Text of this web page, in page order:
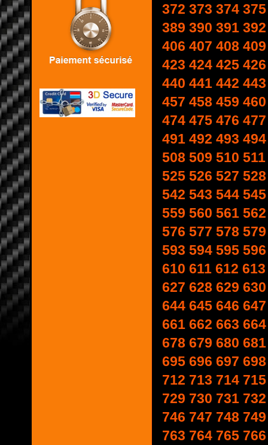
372 373 374 375
389 390 391 392
406 407 408 409
423 424 425 426
440 441 442 443
457 458 459 460
474 475 476 477
491 492 493 494
508 509 510 511
525 526 527 528
542 543 544 545
559 560 561 562
576 577 578 579
593 594 595 596
610 611 612 613
627 628 629 630
644 645 646 647
661 662 663 664
678 679 680 681
695 696 697 698
712 713 714 715
729 730 731 732
746 747 748 749
763 764 765 766